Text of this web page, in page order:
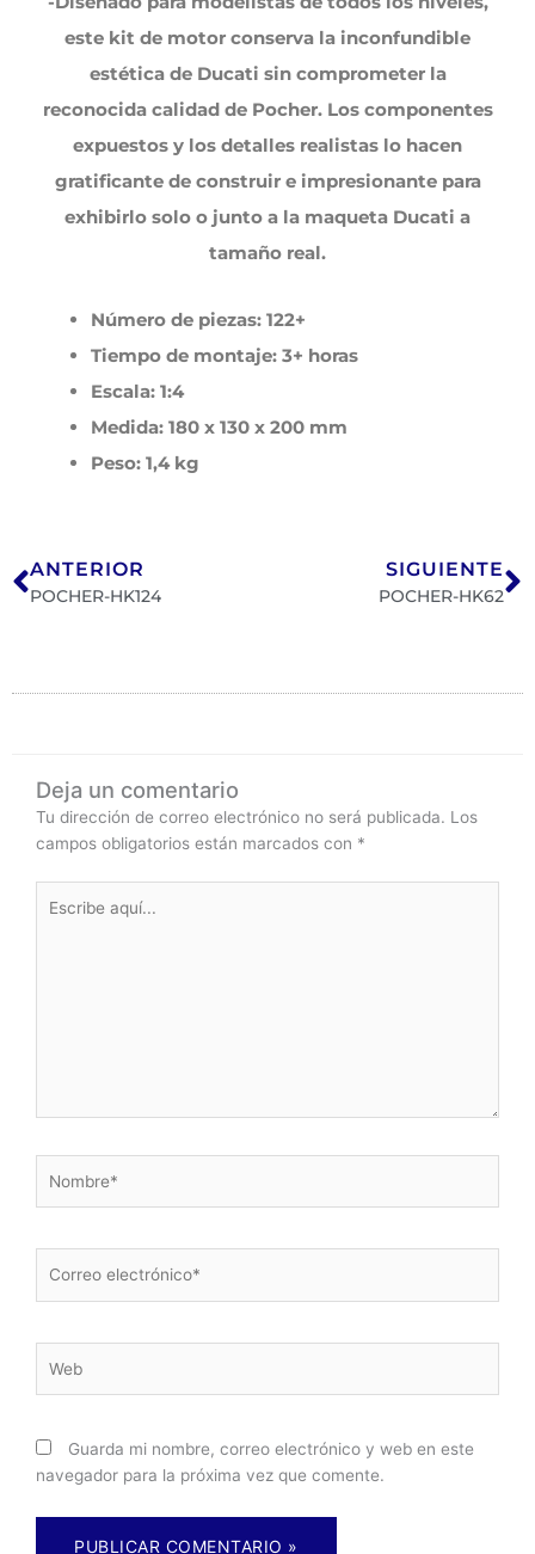
este kit de motor conserva la inconfundible
estética de Ducati sin comprometer la
reconocida calidad de Pocher. Los componentes
expuestos y los detalles realistas lo hacen
gratificante de construir e impresionante para
exhibirlo solo o junto a la maqueta Ducati a
tamaño real.
Número de piezas: 122+
Tiempo de montaje: 3+ horas
Escala: 1:4
Medida: 180 x 130 x 200 mm
Peso: 1,4 kg
ANTERIOR
POCHER-HK124
SIGUIENTE
POCHER-HK62
Deja un comentario
Tu dirección de correo electrónico no será publicada. Los
campos obligatorios están marcados con *
aquí...
electrónico*
Guarda mi nombre, correo electrónico y web en este
navegador para la próxima vez que comente.